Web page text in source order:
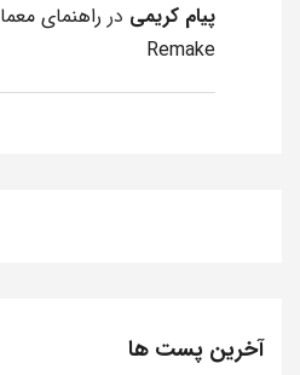
پیام کریمی در
Remake
آخرین پست ها